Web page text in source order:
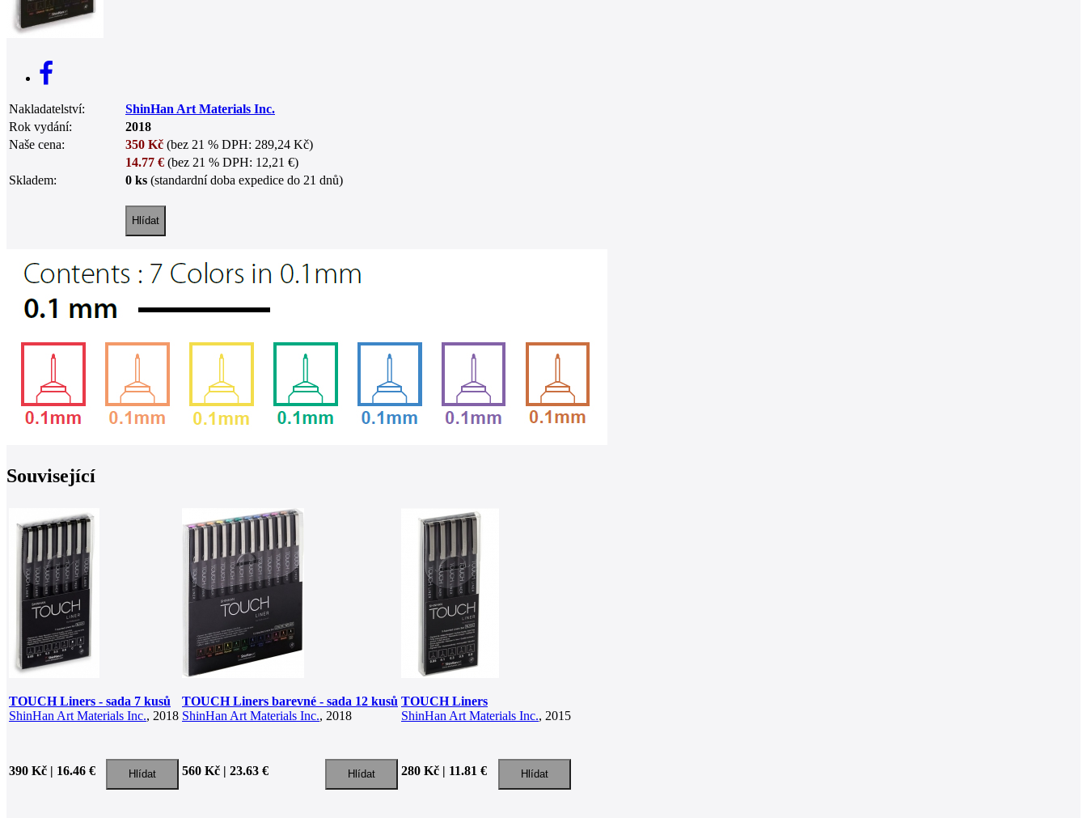
Nakladatelství:
ShinHan Art Materials Inc.
Rok vydání:
2018
Naše cena:
350 Kč (bez 21 % DPH: 289,24 Kč)
14.77 € (bez 21 % DPH: 12,21 €)
Skladem:
0 ks (standardní doba expedice do 21 dnů)
Související
TOUCH Liners - sada 7 kusů
ShinHan Art Materials Inc., 2018
390 Kč | 16.46 €
TOUCH Liners barevné - sada 12 kusů
ShinHan Art Materials Inc., 2018
560 Kč | 23.63 €
TOUCH Liners
ShinHan Art Materials Inc., 2015
280 Kč | 11.81 €